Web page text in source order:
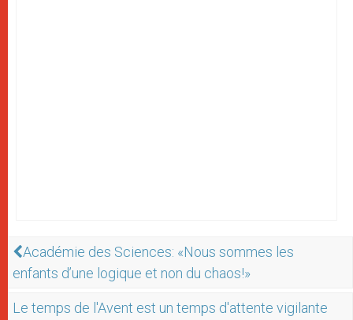
Académie des Sciences: «Nous sommes les
enfants d’une logique et non du chaos!»
Le temps de l'Avent est un temps d'attente vigilante